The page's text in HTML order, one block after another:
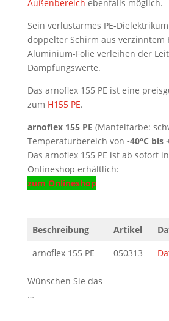
Außenbereich ebenfalls möglich.
Sein verlustarmes PE-
doppelter Schirm aus verzinntem
Aluminium-Folie verleihen der
Dämpfungswerte.
Das arnoflex 155 PE ist eine
zum H155 PE.
arnoflex 155 PE (Mantelfarbe:
Temperaturbereich von -40°C bis
Das arnoflex 155 PE ist ab sofort
Onlineshop erhältlich:
zum Onlineshop
Beschreibung Artikel
arnoflex 155 PE
050313
Wünschen Sie das
…